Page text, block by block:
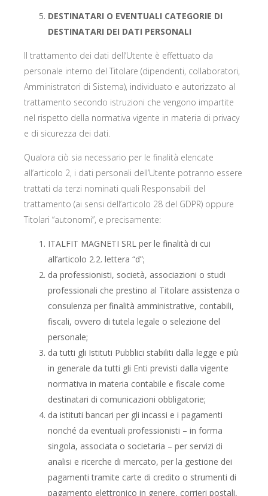
DESTINATARI O EVENTUALI CATEGORIE DI
DESTINATARI DEI DATI PERSONALI
Il trattamento dei dati dell’Utente è effettuato da
personale interno del Titolare (dipendenti, collaboratori,
Amministratori di Sistema), individuato e autorizzato al
trattamento secondo istruzioni che vengono impartite
nel rispetto della normativa vigente in materia di privacy
e di sicurezza dei dati.
Qualora ciò sia necessario per le finalità elencate
all’articolo 2, i dati personali dell’Utente potranno essere
trattati da terzi nominati quali Responsabili del
trattamento (ai sensi dell’articolo 28 del GDPR) oppure
Titolari “autonomi”, e precisamente:
ITALFIT MAGNETI SRL per le finalità di cui
all’articolo 2.2. lettera “d”;
da professionisti, società, associazioni o studi
professionali che prestino al Titolare assistenza o
consulenza per finalità amministrative, contabili,
fiscali, ovvero di tutela legale o selezione del
personale;
da tutti gli Istituti Pubblici stabiliti dalla legge e più
in generale da tutti gli Enti previsti dalla vigente
normativa in materia contabile e fiscale come
destinatari di comunicazioni obbligatorie;
da istituti bancari per gli incassi e i pagamenti
nonché da eventuali professionisti – in forma
singola, associata o societaria – per servizi di
analisi e ricerche di mercato, per la gestione dei
pagamenti tramite carte di credito o strumenti di
pagamento elettronico in genere, corrieri postali,